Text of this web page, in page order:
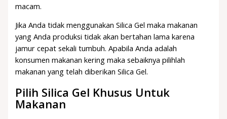
macam.
Jika Anda tidak menggunakan Silica Gel maka makanan
yang Anda produksi tidak akan bertahan lama karena
jamur cepat sekali tumbuh. Apabila Anda adalah
konsumen makanan kering maka sebaiknya pilihlah
makanan yang telah diberikan Silica Gel.
Pilih Silica Gel Khusus Untuk
Makanan